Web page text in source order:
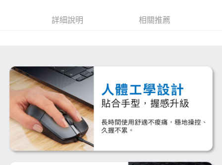
每筆NT$60，滿NT$599(含以上)免運費
宅配
每筆NT$120，滿NT$1,999(含以上)免運費
詳細說明 相關推薦